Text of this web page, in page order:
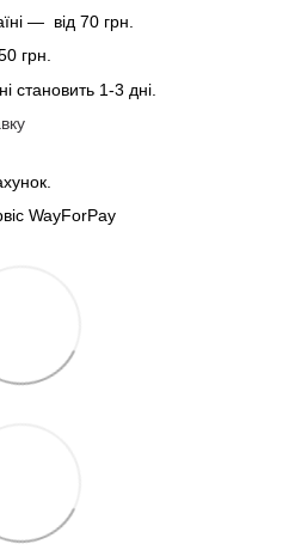
— від 70 грн.
грн.
становить 1-3 дні.
WayForPay